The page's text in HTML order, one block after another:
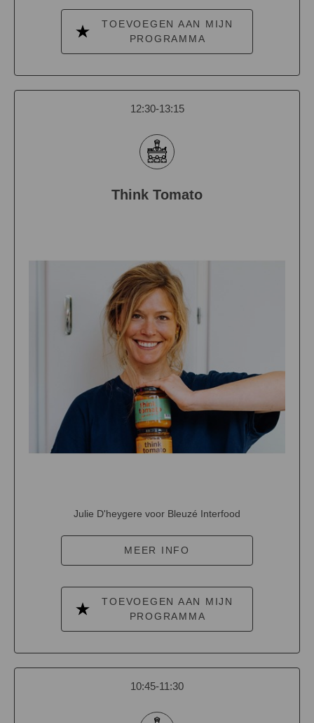
TOEVOEGEN AAN MIJN
PROGRAMMA
12:30-13:15
Think Tomato
Julie D'heygere voor Bleuzé Interfood
MEER INFO
TOEVOEGEN AAN MIJN
PROGRAMMA
10:45-11:30